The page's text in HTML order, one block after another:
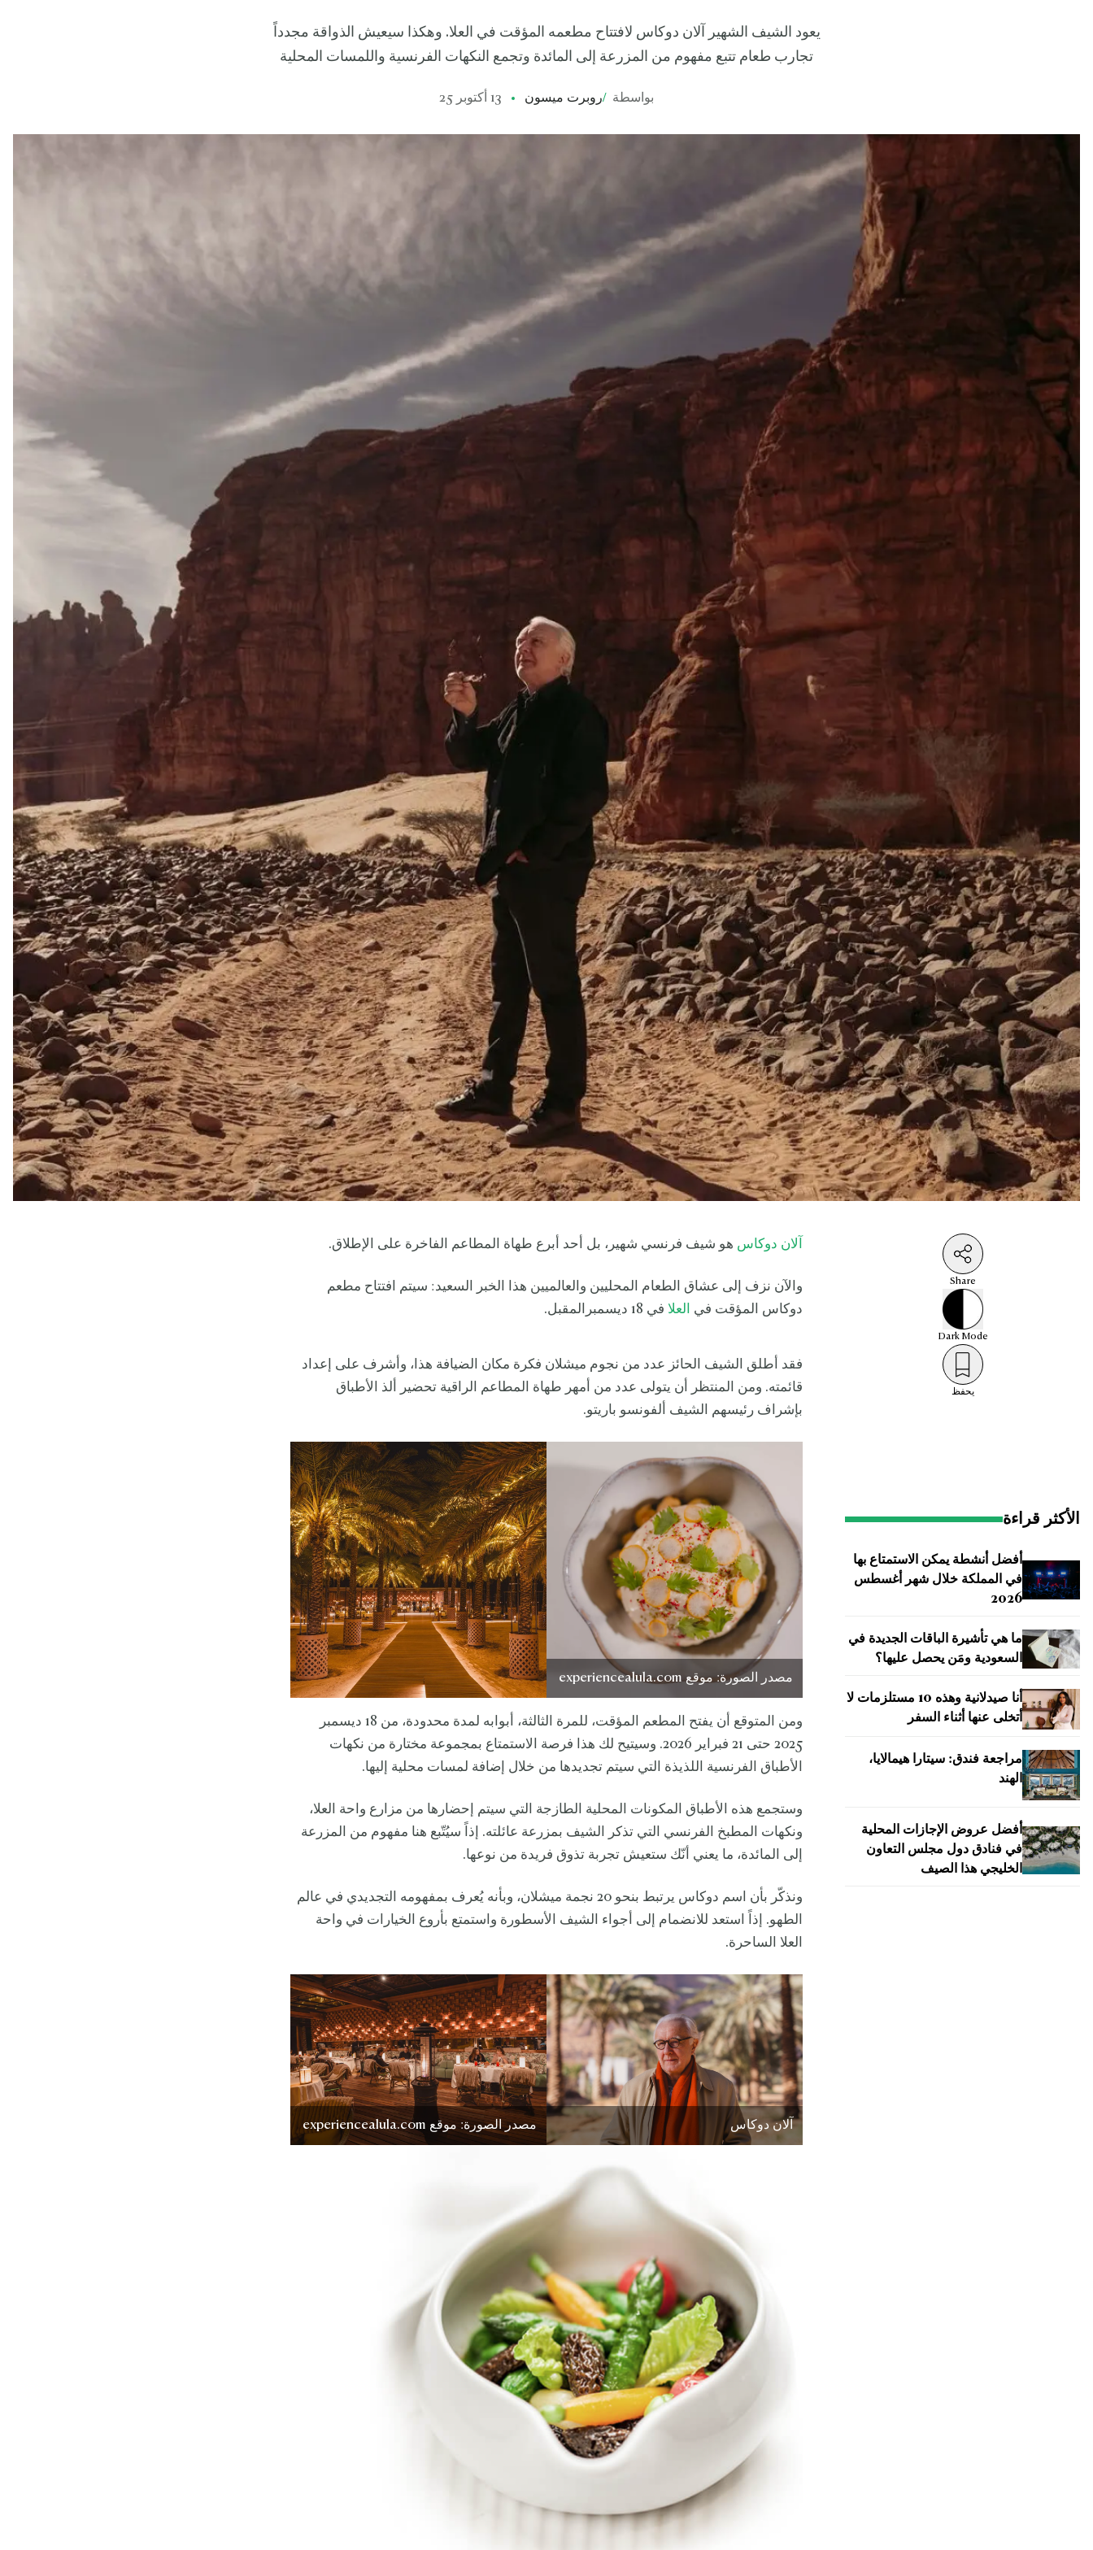
يعود الشيف الشهير آلان دوكاس لافتتاح مطعمه المؤقت في العلا. وهكذا سيعيش الذواقة مجدداً
تجارب طعام تتبع مفهوم من المزرعة إلى المائدة وتجمع النكهات الفرنسية واللمسات المحلية
بواسطة /روبرت ميسون 13 أكتوبر 25
Share
DarkMode
يحفظ
الأكثر قراءة
أفضل أنشطة يمكن الاستمتاع بها
في المملكة خلال شهر أغسطس
2026
ما هي تأشيرة الباقات الجديدة في
السعودية ومَن يحصل عليها؟
أنا صيدلانية وهذه 10 مستلزمات لا
أتخلى عنها أثناء السفر
مراجعة فندق: سيتارا هيمالايا،
الهند
أفضل عروض الإجازات المحلية
في فنادق دول مجلس التعاون
الخليجي هذا الصيف
آلان دوكاس هو شيف فرنسي شهير، بل أحد أبرع طهاة المطاعم الفاخرة على الإطلاق.
والآن نزف إلى عشاق الطعام المحليين والعالميين هذا الخبر السعيد: سيتم افتتاح مطعم
دوكاس المؤقت في
العلا في 18 ديسمبرالمقبل.
فقد أطلق الشيف الحائز عدد من نجوم ميشلان فكرة مكان الضيافة هذا، وأشرف على إعداد
قائمته. ومن المنتظر أن يتولى عدد من أمهر طهاة المطاعم الراقية تحضير ألذ الأطباق
بإشراف رئيسهم الشيف ألفونسو باريتو.
مصدر الصورة: موقع experiencealula.com
ومن المتوقع أن يفتح المطعم المؤقت، للمرة الثالثة، أبوابه لمدة محدودة، من 18 ديسمبر
2025 حتى 21 فبراير 2026. وسيتيح لك هذا فرصة الاستمتاع بمجموعة مختارة من نكهات
الأطباق الفرنسية اللذيذة التي سيتم تجديدها من خلال إضافة لمسات محلية إليها.
وستجمع هذه الأطباق المكونات المحلية الطازجة التي سيتم إحضارها من مزارع واحة العلا،
ونكهات المطبخ الفرنسي التي تذكر الشيف بمزرعة عائلته. إذاً سيُتّبع هنا مفهوم من المزرعة
إلى المائدة، ما يعني أنّك ستعيش تجربة تذوق فريدة من نوعها.
ونذكّر بأن اسم دوكاس يرتبط بنحو 20 نجمة ميشلان، وبأنه يُعرف بمفهومه التجديدي في عالم
الطهو. إذاً استعد للانضمام إلى أجواء الشيف الأسطورة واستمتع بأروع الخيارات في واحة
العلا الساحرة.
آلان دوكاس مصدر الصورة: موقع experiencealula.com